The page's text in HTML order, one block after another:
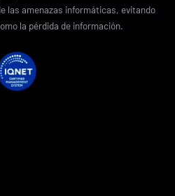
las amenazas informáticas, evitando
la pérdida de información.